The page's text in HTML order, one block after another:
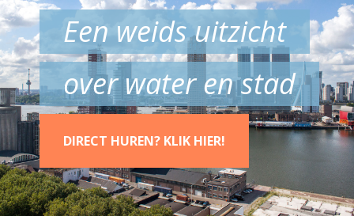
Een weids uitzicht
over water en stad
DIRECT HUREN? KLIK HIER!